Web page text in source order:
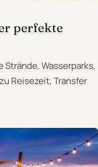
perfekte
Wasserparks,
Reisezeit, Transfer